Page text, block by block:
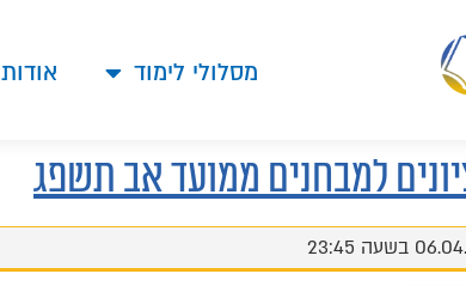
מסלולי לימוד אודות
למבחנים ממועד אב תשפג
23:45